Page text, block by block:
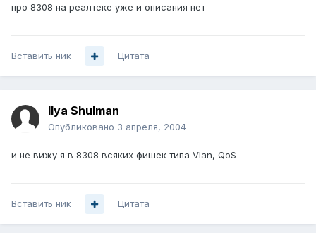
про 8308 на реалтеке уже и описания нет
Вставить ник Цитата
Ilya Shulman
Опубликовано 3 апреля, 2004
и не вижу я в 8308 всяких фишек типа Vlan, QoS
Вставить ник Цитата